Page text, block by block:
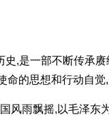
,是一部不断传承
的思想和行动自觉
风雨飘摇,以毛泽东